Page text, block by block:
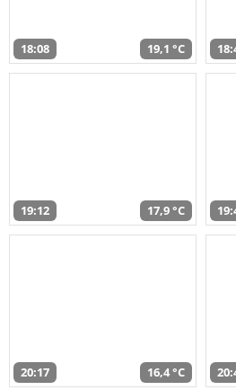
18:08 19,1 °C
19:12 17,9 °C
20:17 16,4 °C